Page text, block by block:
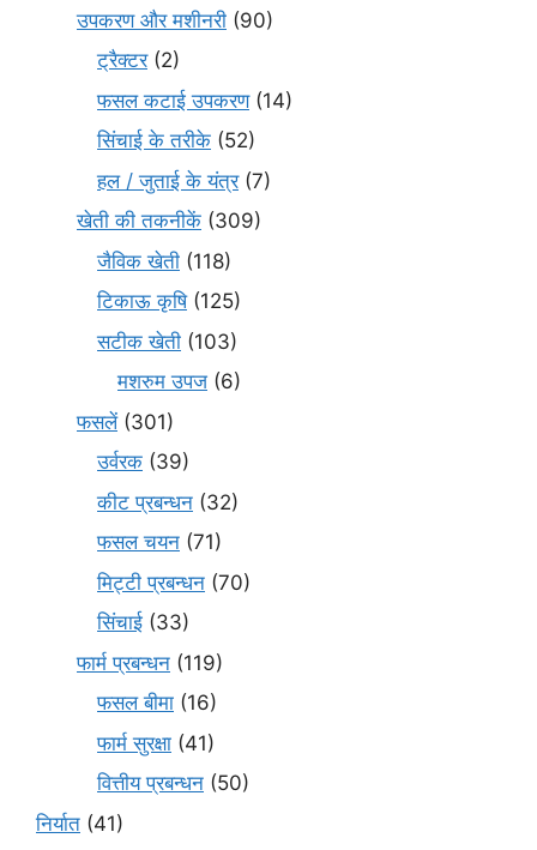
उपकरण और मशीनरी (90)
ट्रैक्टर(2)
फसल कटाई उपकरण(14)
सिंचाई के तरीके (52)
हल / जुताई के यंत्र(7)
खेती की तकनीकें (309)
जैविक खेती (118)
टिकाऊ कृषि(125)
सटीक खेती (103)
मशरुम उपज (6)
फसलें(301)
उर्वरक (39)
कीट प्रबन्धन (32)
फसल चयन (71)
मि‌ट्टी प्रबन्धन (70)
सिंचाई (33)
फार्म प्रबन्धन (119)
फसल बीमा (16)
फार्म सुरक्षा (41)
वित्तीय प्रबन्धन (50)
निर्यात (41)